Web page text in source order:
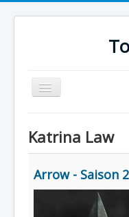
Basculer
la
Toku-Actrices
Toku-Critiques
Séries
Katrina Law
Arrow - Saison 2